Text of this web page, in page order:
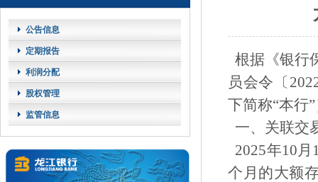
公告信息
定期报告
利润分配
股权管理
监管信息
根据《银行
员会令〔
下简称“本行
一、关联交
2025年10
个月的大额